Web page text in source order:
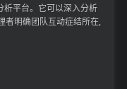
平台。它可以深入分析
者明确团队互动症结所在,